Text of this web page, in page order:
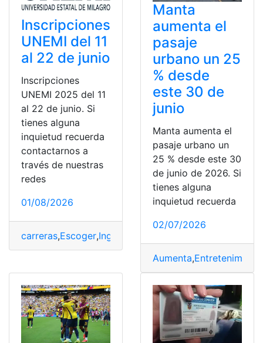
Inscripciones
UNEMI del 11
al 22 de junio
Inscripciones
UNEMI 2025 del 11
al 22 de junio. Si
tienes alguna
inquietud recuerda
contactarnos a
través de nuestras
redes
01/08/2026
carreras,Escoger,Ingresar
Manta
aumenta el
pasaje
urbano un 25
% desde
este 30 de
junio
Manta aumenta el
pasaje urbano un
25 % desde este 30
de junio de 2026. Si
tienes alguna
inquietud recuerda
02/07/2026
Aumenta,